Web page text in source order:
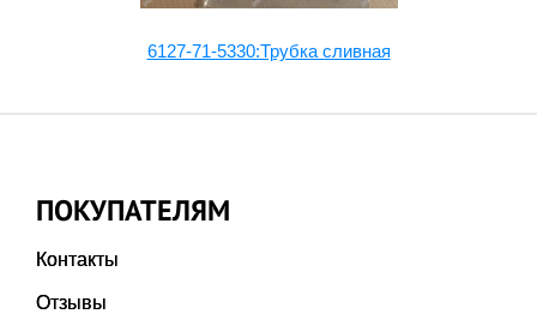
6127-71-5330:Трубка сливная
ПОКУПАТЕЛЯМ
Контакты
Отзывы